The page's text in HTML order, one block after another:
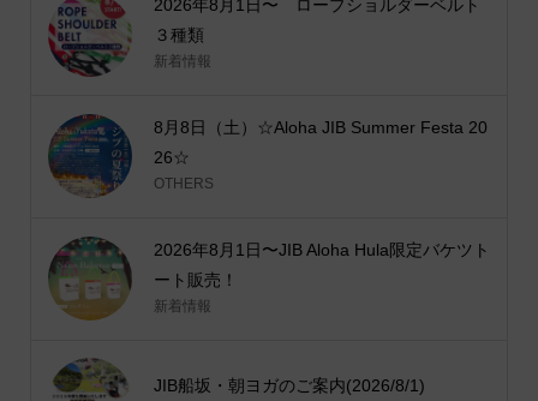
2026年8月1日〜 ロープショルダーベルト
３種類
新着情報
8月8日（土）☆Aloha JIB Summer Festa 20
26☆
OTHERS
2026年8月1日〜JIB Aloha Hula限定バケツト
ート販売！
新着情報
JIB船坂・朝ヨガのご案内(2026/8/1)